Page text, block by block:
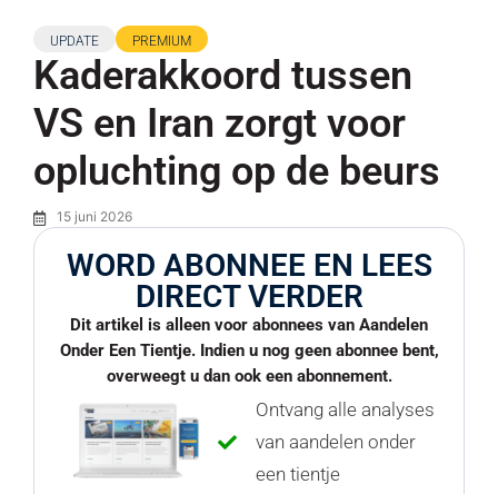
UPDATE PREMIUM
Kaderakkoord tussen
VS en Iran zorgt voor
opluchting op de beurs
15 juni 2026
WORD ABONNEE EN LEES
DIRECT VERDER
Dit artikel is alleen voor abonnees van Aandelen
Onder Een Tientje. Indien u nog geen abonnee bent,
overweegt u dan ook een abonnement.
Ontvang alle analyses
van aandelen onder
een tientje